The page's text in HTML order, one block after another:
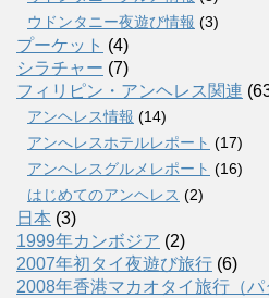
ウドンタニー夜遊び情報 (3)
プーケット (4)
シラチャー (7)
フィリピン・アンヘレス関連
アンヘレス情報 (14)
アンへレスホテルレポート (17)
アンヘレスグルメレポート (16)
はじめてのアンヘレス (2)
日本 (3)
1999年カンボジア (2)
2007年初タイ夜遊び旅行 (6)
2008年香港マカオタイ旅行（パ